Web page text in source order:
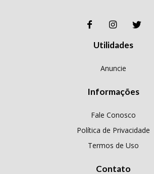
Utilidades
Anuncie
Informações
Fale Conosco
Política de Privacidade
Termos de Uso
Contato